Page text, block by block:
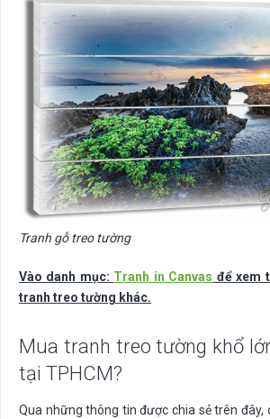
Tranh gỗ treo tường
Vào danh mục: Tranh in Canvas để xem
tranh treo tường khác.
Mua tranh treo tường khổ
tại TPHCM?
Qua những thông tin được chia sẻ trên đây,